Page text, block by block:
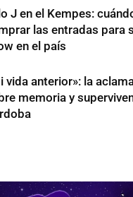
J en el Kempes:
las entradas para
en el país
vida anterior»: la
memoria y